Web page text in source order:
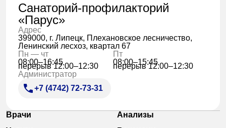
Санаторий-профилакторий
«Парус»
Адрес
399000, г. Липецк, Плехановское лесничество,
Ленинский лесхоз, квартал 67
Пн — чт
08:00–16:45
перерыв 12:00–12:30
Пт
08:00–15:45
перерыв 12:00–12:30
Администратор
+7 (4742) 72-73-31
Врачи
Анализы